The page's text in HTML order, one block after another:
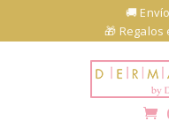
Abrir barra de
🚚
🎁 Regalos